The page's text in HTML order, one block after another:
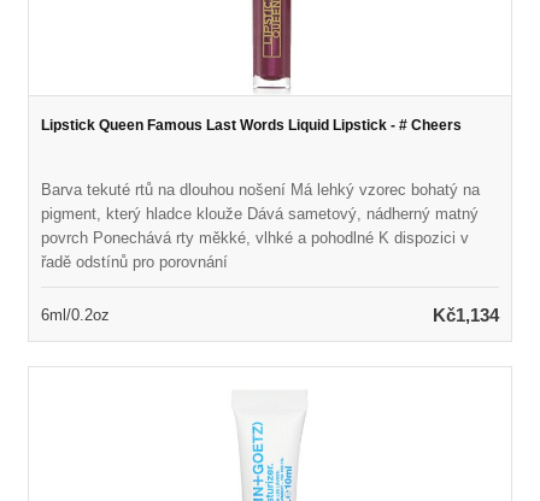
Lipstick Queen Famous Last Words Liquid Lipstick - # Cheers
Barva tekuté rtů na dlouhou nošení Má lehký vzorec bohatý na
pigment, který hladce klouže Dává sametový, nádherný matný
povrch Ponechává rty měkké, vlhké a pohodlné K dispozici v
řadě odstínů pro porovnání
6ml/0.2oz Kč1,134